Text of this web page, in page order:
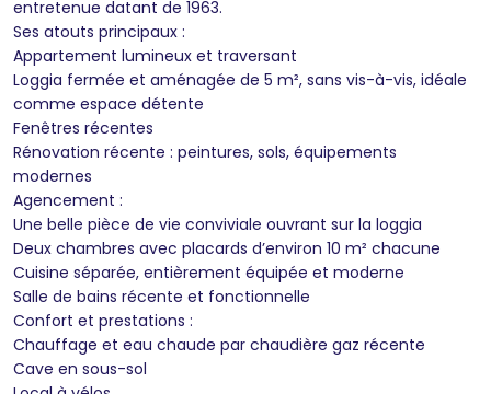
entretenue datant de 1963.
Ses atouts principaux :
Appartement lumineux et traversant
Loggia fermée et aménagée de 5 m², sans vis-à-vis, idéale
comme espace détente
Fenêtres récentes
Rénovation récente : peintures, sols, équipements
modernes
Agencement :
Une belle pièce de vie conviviale ouvrant sur la loggia
Deux chambres avec placards d’environ 10 m² chacune
Cuisine séparée, entièrement équipée et moderne
Salle de bains récente et fonctionnelle
Confort et prestations :
Chauffage et eau chaude par chaudière gaz récente
Cave en sous-sol